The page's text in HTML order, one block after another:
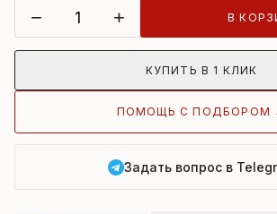
− + В
КУПИТЬ В 1 КЛИК
ПОМОЩЬ С ПОДБОРОМ
Задать вопрос в